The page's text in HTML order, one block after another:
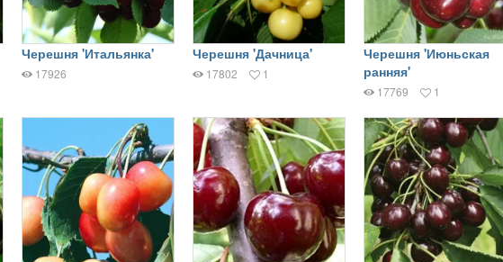
Черешня 'Итальянка'
17926
Черешня 'Дачница'
17802 1
Черешня 'Июньская
ранняя'
17769 1